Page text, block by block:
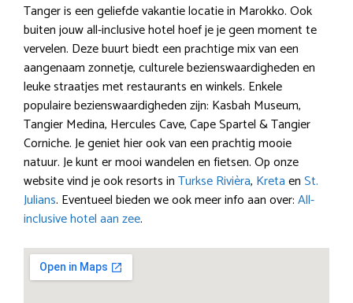
Tanger is een geliefde vakantie locatie in Marokko. Ook
buiten jouw all-inclusive hotel hoef je je geen moment te
vervelen. Deze buurt biedt een prachtige mix van een
aangenaam zonnetje, culturele bezienswaardigheden en
leuke straatjes met restaurants en winkels. Enkele
populaire bezienswaardigheden zijn: Kasbah Museum,
Tangier Medina, Hercules Cave, Cape Spartel & Tangier
Corniche. Je geniet hier ook van een prachtig mooie
natuur. Je kunt er mooi wandelen en fietsen. Op onze
website vind je ook resorts inTurkse Rivièra, KretaenSt.
Julians. Eventueel bieden we ook meer info aan over:All-
inclusive hotel aan zee.